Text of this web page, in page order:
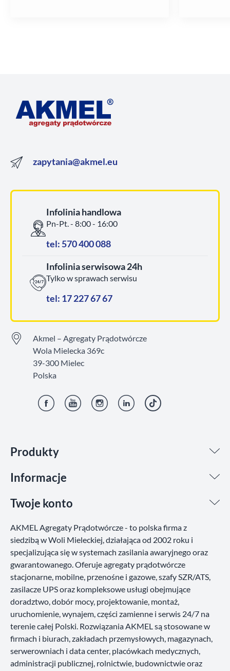
Produkty
Informacje
Twoje konto
zapytania@akmel.eu
Infolinia handlowa
Pn-Pt. - 8:00 - 16:00
tel: 570 400 088
Infolinia serwisowa 24h
Tylko w sprawach serwisu
tel: 17 227 67 67
Akmel – Agregaty Prądotwórcze
Wola Mielecka 369c
39-300 Mielec
Polska
AKMEL Agregaty Prądotwórcze - to polska firma z
siedzibą w Woli Mieleckiej, działająca od 2002 roku i
specjalizująca się w systemach zasilania awaryjnego oraz
gwarantowanego. Oferuje agregaty prądotwórcze
stacjonarne, mobilne, przenośne i gazowe, szafy SZR/ATS,
zasilacze UPS oraz kompleksowe usługi obejmujące
doradztwo, dobór mocy, projektowanie, montaż,
uruchomienie, wynajem, części zamienne i serwis 24/7 na
terenie całej Polski. Rozwiązania AKMEL są stosowane w
firmach i biurach, zakładach przemysłowych, magazynach,
serwerowniach i data center, placówkach medycznych,
administracji publicznej, rolnictwie, budownictwie oraz